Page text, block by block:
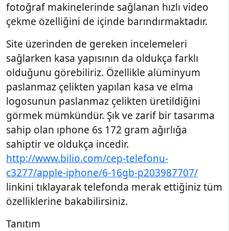
fotoğraf makinelerinde sağlanan hızlı video
çekme özelliğini de içinde barındırmaktadır.
Site üzerinden de gereken incelemeleri
sağlarken kasa yapısının da oldukça farklı
olduğunu görebiliriz. Özellikle alüminyum
paslanmaz çelikten yapılan kasa ve elma
logosunun paslanmaz çelikten üretildiğini
görmek mümkündür. Şık ve zarif bir tasarıma
sahip olan ıphone 6s 172 gram ağırlığa
sahiptir ve oldukça incedir.
http://www.bilio.com/cep-telefonu-
c3277/apple-iphone/6-16gb-p203987707/
linkini tıklayarak telefonda merak ettiğiniz tüm
özelliklerine bakabilirsiniz.
Tanıtım